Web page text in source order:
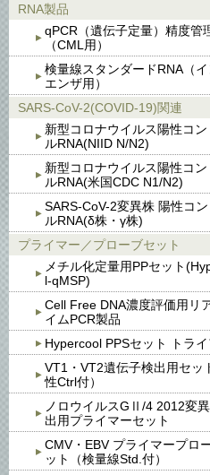
RNA製品
qPCR（遺伝子定量）精度管
（CML用）
検量線スタンダードRNA（
エンザ用）
SARS-CoV-2(COVID-19)関連
新型コロナウイルス陽性コン
ルRNA(NIID N/N2)
新型コロナウイルス陽性コン
ルRNA(米国CDC N1/N2)
SARS-CoV-2変異株 陽性コ
ルRNA(δ株・γ株)
プライマー／プローブセット
メチル化定量用PPセット
l-qMSP)
Cell Free DNA濃度評価用リ
イムPCR製品
Hypercool PPSセット トラ
VT1・VT2遺伝子検出用セッ
性Ctrl付）
ノロウイルスGⅡ/4 2012変
出用プライマーセット
CMV・EBV プライマープロ
ット（検量線Std.付）